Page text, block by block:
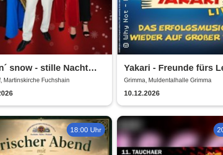
snow - stille Nacht
Martinskirche Fuchshain
Yakari - Freunde fürs
Das Musical für die
Familie
Grimma, Muldentalhalle Grimma
10.12.2026
18:00 Uhr